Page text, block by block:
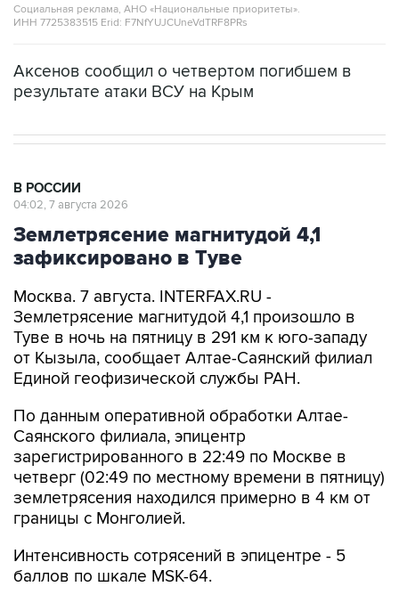
Социальная реклама, АНО «Национальные приоритеты».
ИНН 7725383515 Erid: F7NfYUJCUneVdTRF8PRs
Аксенов сообщил о четвертом погибшем в
результате атаки ВСУ на Крым
В РОССИИ
04:02, 7 августа 2026
Землетрясение магнитудой 4,1
зафиксировано в Туве
Москва. 7 августа. INTERFAX.RU -
Землетрясение магнитудой 4,1 произошло в
Туве в ночь на пятницу в 291 км к юго-западу
от Кызыла, сообщает Алтае-Саянский филиал
Единой геофизической службы РАН.
По данным оперативной обработки Алтае-
Саянского филиала, эпицентр
зарегистрированного в 22:49 по Москве в
четверг (02:49 по местному времени в пятницу)
землетрясения находился примерно в 4 км от
границы с Монголией.
Интенсивность сотрясений в эпицентре - 5
баллов по шкале MSK-64.